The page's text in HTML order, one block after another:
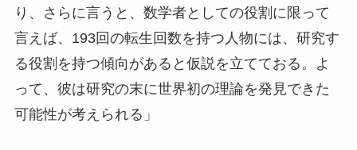
り、さらに言うと、数学者としての役割に限って
言えば、193回の転生回数を持つ人物には、研究す
る役割を持つ傾向があると仮説を立てておる。よ
って、彼は研究の末に世界初の理論を発見できた
可能性が考えられる」